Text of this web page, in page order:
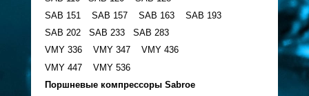
SAB 151 SAB 157 SAB 163 SAB 193
SAB 202 SAB 233 SAB 283
VMY 336 VMY 347 VMY 436
VMY 447 VMY 536
Поршневые компрессоры Sabroe